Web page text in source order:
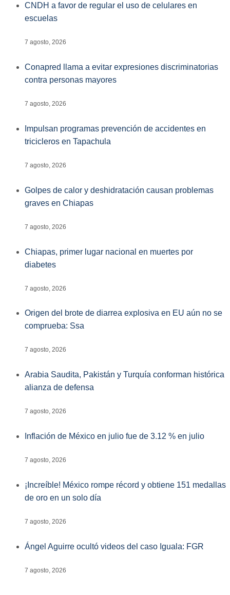
CNDH a favor de regular el uso de celulares en
escuelas
7 agosto, 2026
Conapred llama a evitar expresiones discriminatorias
contra personas mayores
7 agosto, 2026
Impulsan programas prevención de accidentes en
tricicleros en Tapachula
7 agosto, 2026
Golpes de calor y deshidratación causan problemas
graves en Chiapas
7 agosto, 2026
Chiapas, primer lugar nacional en muertes por
diabetes
7 agosto, 2026
Origen del brote de diarrea explosiva en EU aún no se
comprueba: Ssa
7 agosto, 2026
Arabia Saudita, Pakistán y Turquía conforman histórica
alianza de defensa
7 agosto, 2026
Inflación de México en julio fue de 3.12 % en julio
7 agosto, 2026
¡Increíble! México rompe récord y obtiene 151 medallas
de oro en un solo día
7 agosto, 2026
Ángel Aguirre ocultó videos del caso Iguala: FGR
7 agosto, 2026